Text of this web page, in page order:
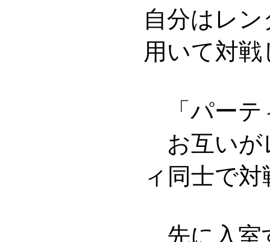
自分はレ
用いて対
「パーテ
お互いが
ィ同士で
先に入室